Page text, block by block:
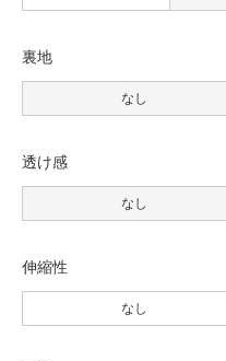
裏地
なし
透け感
なし
伸縮性
なし